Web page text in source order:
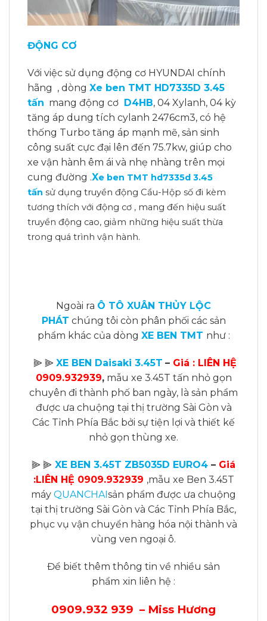
ĐỘNG CƠ
Với việc sử dụng động cơ HYUNDAI chính
hãng , dòng Xe ben TMT HD7335D 3.45
tấn mang động cơ D4HB, 04 Xylanh, 04 kỳ
tăng áp dung tích cylanh 2476cm3, có hệ
thống Turbo tăng áp mạnh mẽ, sản sinh
công suất cực đại lên đến 75.7kw, giúp cho
xe vận hành êm ái và nhẹ nhàng trên mọi
cung đường .Xe ben TMT hd7335d 3.45
tấn sử dụng truyền động Cầu-Hộp số đi kèm
tương thích với động cơ , mang đến hiệu suất
truyền động cao, giảm những hiệu suất thừa
trong quá trình vận hành.
Ngoài ra Ô TÔ XUÂN THỦY LỘC
PHÁT chúng tôi còn phân phối các sản
phẩm khác của dòng XE BEN TMT như :
⫸ ⫸ XE BEN Daisaki 3.45T – Giá : LIÊN HỆ
0909.932939,mẫu xe 3.45T tấn nhỏ gọn
chuyên đi thành phố ban ngày, là sản phẩm
được ưa chuộng tại thị trường Sài Gòn và
Các Tỉnh Phía Bắc bởi sự tiện lợi và thiết kế
nhỏ gọn thùng xe.
⫸ ⫸ XE BEN 3.45T ZB5035D EURO4 – Giá
:LIÊN HỆ 0909.932939 ,mẫu xe Ben 3.45T
máy QUANCHAIsản phẩm được ưa chuộng
tại thị trường Sài Gòn và Các Tỉnh Phía Bắc,
phục vụ vận chuyển hàng hóa nội thành và
vùng ven ngoại ô.
Để biết thêm thông tin về nhiều sản
phẩm xin liên hệ :
0909.932 939 – Miss Hương